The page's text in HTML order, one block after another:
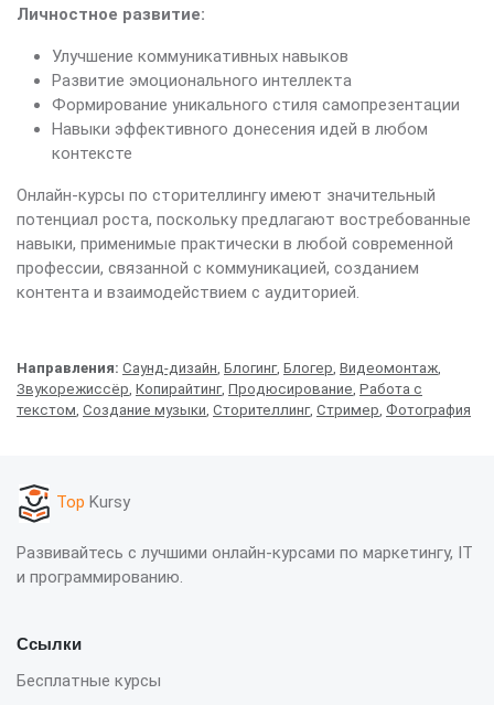
Личностное развитие:
Улучшение коммуникативных навыков
Развитие эмоционального интеллекта
Формирование уникального стиля самопрезентации
Навыки эффективного донесения идей в любом
контексте
Онлайн-курсы по сторителлингу имеют значительный
потенциал роста, поскольку предлагают востребованные
навыки, применимые практически в любой современной
профессии, связанной с коммуникацией, созданием
контента и взаимодействием с аудиторией.
Направления: Саунд-дизайн, Блогинг, Блогер, Видеомонтаж,
Звукорежиссёр, Копирайтинг, Продюсирование, Работа с
текстом, Создание музыки, Сторителлинг, Стример, Фотография
Top Kursy
Развивайтесь с лучшими онлайн-курсами по маркетингу, IT
и программированию.
Ссылки
Бесплатные курсы